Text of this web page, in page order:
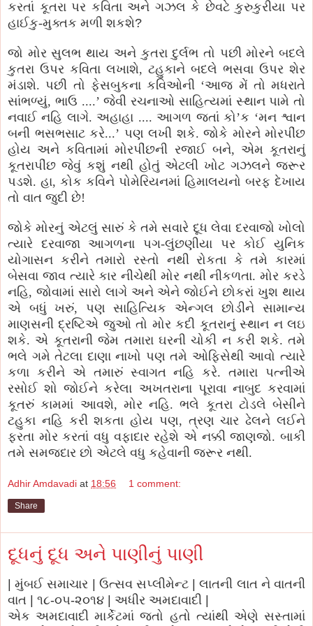
કરતાં કૂતરા પર કવિતા અને ગઝલ કે છેવટે કુરુકુરીયા પર
હાઈકુ-મુક્તક મળી શકશે?
જો મોર સુલભ થાય અને કુતરા દુર્લભ તો પછી મોરને બદલે
કુતરા ઉપર કવિતા લખાશે, ટહુકાને બદલે ભસવા ઉપર શેર
મંડાશે. પછી તો ફેસબુકના કવિઓની ‘આજ મેં તો મધરાતે
સાંભળ્યું, ભાઉ ....’ જેવી રચનાઓ સાહિત્યમાં સ્થાન પામે તો
નવાઈ નહિ લાગે. અહાહા .... આગળ જતાં કો’ક ‘મન શ્વાન
બની ભસભસાટ કરે...’ પણ લખી શકે. જોકે મોરને મોરપીંછ
હોય અને કવિતામાં મોરપીંછની રજાઈ બને, એમ કૂતરાનું
કૂતરાપીંછ જેવું કશું નથી હોતું એટલી ખોટ ગઝલને જરૂર
પડશે. હા, કોક કવિને પોમેરિયનમાં હિમાલયનો બરફ દેખાય
તો વાત જુદી છે!
જોકે મોરનું એટલું સારું કે તમે સવારે દૂધ લેવા દરવાજો ખોલો
ત્યારે દરવાજા આગળના પગ-લુંછણીયા પર કોઈ યુનિક
યોગાસન કરીને તમારો રસ્તો નથી રોકતા કે તમે કારમાં
બેસવા જાવ ત્યારે કાર નીચેથી મોર નથી નીકળતા.મોર કરડે
નહિ, જોવામાં સારો લાગે અને એને જોઈને છોકરાં ખુશ થાય
એ બધું ખરું, પણસાહિત્યિક એન્ગલ છોડીને સામાન્ય
માણસની દ્રષ્ટિએ જુઓ તો મોર કદી કૂતરાનું સ્થાન ન લઇ
શકે. એ કૂતરાની જેમ તમારા ઘરની ચોકી ન કરી શકે. તમે
ભલે ગમે તેટલા દાણા નાખો પણ તમે ઓફિસેથી આવો ત્યારે
કળા કરીને એ તમારું સ્વાગત નહિ કરે. તમારા પત્નીએ
રસોઈ શો જોઈને કરેલા અખતરાના પૂરાવા નાબુદ કરવામાં
કૂતરું કામમાં આવશે, મોર નહિ. ભલે કૂતરા ટોડલે બેસીને
ટહુકા નહિ કરી શકતા હોય પણ, ત્રણ ચાર ઢેલને લઈને
ફરતા મોર કરતાં વધુ વફાદાર રહેશે એ નક્કી જાણજો. બાકી
તમે સમજદાર છો એટલે વધુ કહેવાની જરૂર નથી.
Adhir Amdavadi at 18:56 1 comment:
Share
દૂધનું દૂધ અને પાણીનું પાણી
| મુંબઈ સમાચાર | ઉત્સવ સપ્લીમેન્ટ | લાતની લાત ને વાતની
વાત | ૧૮-૦૫-૨૦૧૪ | અધીર અમદાવાદી |
એક અમદાવાદી માર્કેટમાં જતો હતો ત્યાંથી એણે સસ્તામાં